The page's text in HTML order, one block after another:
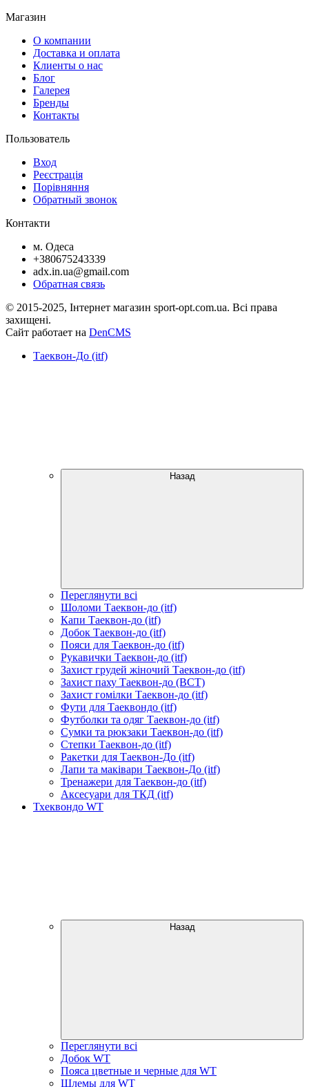
Магазин
О компании
Доставка и оплата
Клиенты о нас
Блог
Галерея
Бренды
Контакты
Пользователь
Вход
Реєстрація
Порівняння
Обратный звонок
Контакти
м. Одеса
+380675243339
adx.in.ua@gmail.com
Обратная связь
© 2015-2025, Інтернет магазин sport-opt.com.ua. Всі права
захищені.
Сайт работает на DenCMS
Таеквон-До (itf)
Назад
Переглянути всі
Шоломи Таеквон-до (itf)
Капи Таеквон-до (itf)
Добок Таеквон-до (itf)
Пояси для Таеквон-до (itf)
Рукавички Таеквон-до (itf)
Захист грудей жіночий Таеквон-до (itf)
Захист паху Таеквон-до (ВСТ)
Захист гомілки Таеквон-до (itf)
Фути для Таеквондо (itf)
Футболки та одяг Таеквон-до (itf)
Сумки та рюкзаки Таеквон-до (itf)
Степки Таеквон-до (itf)
Ракетки для Таеквон-До (itf)
Лапи та маківари Таеквон-До (itf)
Тренажери для Таеквон-до (itf)
Аксесуари для ТКД (itf)
Тхеквондо WT
Назад
Переглянути всі
Добок WT
Пояса цветные и черные для WT
Шлемы для WT